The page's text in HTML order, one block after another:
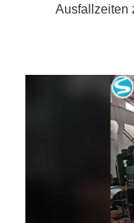
Ausfallzeiten